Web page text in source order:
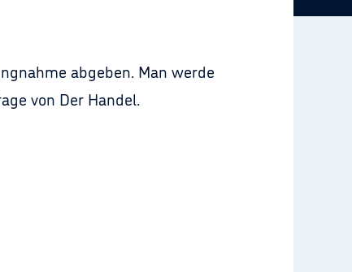
abgeben. Man werde
von Der Handel.